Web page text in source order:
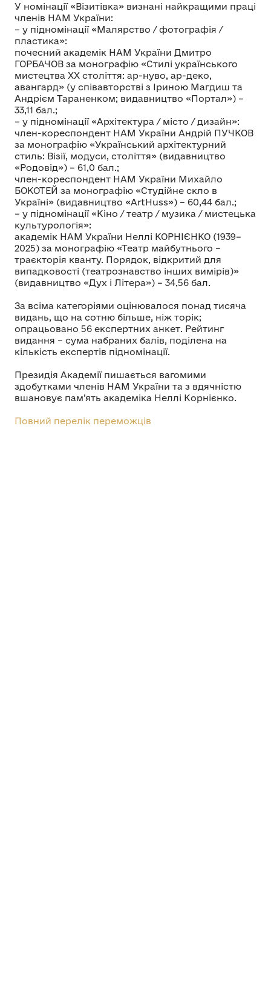
У номінації «Візитівка» визнані найкращими праці
членів НАМ України:
– у підномінації «Малярство / фотографія /
пластика»:
почесний академік НАМ України Дмитро
ГОРБАЧОВ за монографію «Стилі українського
мистецтва ХХ століття: ар-нуво, ар-деко,
авангард» (у співавторстві з Іриною Магдиш та
Андрієм Тараненком; видавництво «Портал») –
33,11 бал.;
– у підномінації «Архітектура / місто / дизайн»:
член-кореспондент НАМ України Андрій ПУЧКОВ
за монографію «Український архітектурний
стиль: Візії, модуси, століття» (видавництво
«Родовід») – 61,0 бал.;
член-кореспондент НАМ України Михайло
БОКОТЕЙ за монографію «Студійне скло в
Україні» (видавництво «ArtHuss») – 60,44 бал.;
– у підномінації «Кіно / театр / музика / мистецька
культурологія»:
академік НАМ України Неллі КОРНІЄНКО (1939–
2025) за монографію «Театр майбутнього –
траєкторія кванту. Порядок, відкритий для
випадковості (театрознавство інших вимірів)»
(видавництво «Дух і Літера») – 34,56 бал.
За всіма категоріями оцінювалося понад тисяча
видань, що на сотню більше, ніж торік;
опрацьовано 56 експертних анкет. Рейтинг
видання – сума набраних балів, поділена на
кількість експертів підномінації.
Президія Академії пишається вагомими
здобутками членів НАМ України та з вдячністю
вшановує пам’ять академіка Неллі Корнієнко.
Повний перелік переможців